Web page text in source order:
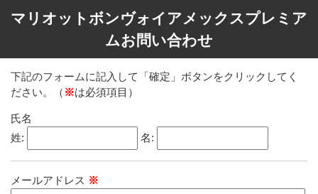
マリオットボンヴォイアメックスプレミア
ムお問い合わせ
下記のフォームに記入して「確定」ボタンをクリックしてく
ださい。（ ※は必須項目）
氏名
姓:
名:
メールアドレス ※